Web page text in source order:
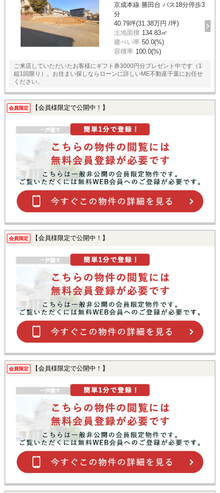
京成本線 勝田台 バス18分停歩3
分
40.79坪(31.38万円 /坪)
土地面積 134.83㎡
建ぺい率 50.0(%)
容積率 100.0(%)
ご来店していただいたお客様にギフト券3000円分プレゼント中です（1
組1回限り）。お住まい探しならローンに詳しいME不動産千葉にお任せ
ください。
会員限定 【会員様限定で公開中！】
会員限定 【会員様限定で公開中！】
会員限定 【会員様限定で公開中！】